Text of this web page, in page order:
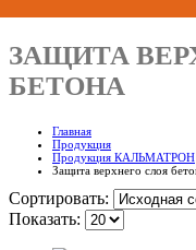
ЗАЩИТА
БЕТОНА
Главная
Продукция
Продукция КАЛЬМАТРОН
Защита верхнего слоя
Сортировать:
Показать: